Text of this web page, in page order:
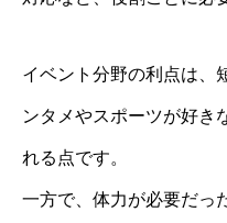
イベント分野の利点は、
ンタメやスポーツが好き
れる点です。
一方で、体力が必要だっ